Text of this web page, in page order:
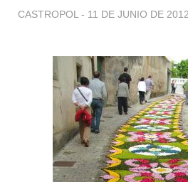
CASTROPOL - 11 DE JUNIO DE